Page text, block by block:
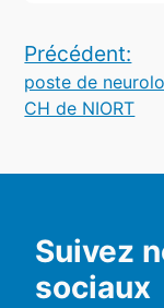
de
Précédent:
poste de
CH de NIORT
Suivez
sociaux